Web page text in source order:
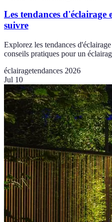
Les tendances
suivre
Explorez les tendances
conseils pratiques pour un
éclairagetendances 2026
Jul 10